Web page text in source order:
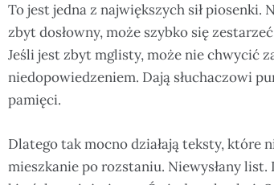
To jest jedna z największych sił
zbyt dosłowny, może szybko się
Jeśli jest zbyt mglisty, może nie chwycić
niedopowiedzeniem. Dają słuchaczowi
pamięci.
Dlatego tak mocno działają teksty, które
mieszkanie po rozstaniu. Niewysłany